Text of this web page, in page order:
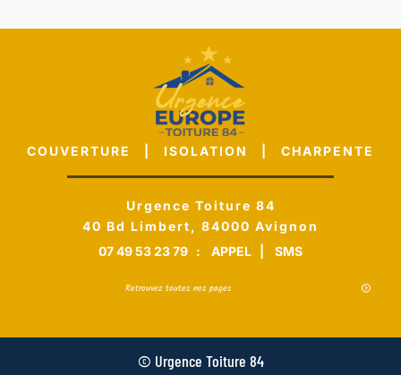
COUVERTURE | ISOLATION | CHARPENTE
Urgence Toiture 84
40 Bd Limbert, 84000 Avignon
07 49 53 23 79 : APPEL SMS
Retrouvez toutes nos pages
© Urgence Toiture 84